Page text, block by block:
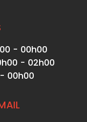
- 00h00
- 02h00
00h00